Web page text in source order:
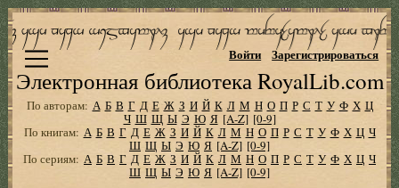
Электронная библиотека RoyalLib.com
Войти Зарегистрироваться
По авторам: А Б В Г Д Е Ж З И Й К Л М Н О П Р С Т У Ф Х Ц
Ч Ш Щ Ы Э Ю Я [A-Z] [0-9]
По книгам: А Б В Г Д Е Ж З И Й К Л М Н О П Р С Т У Ф Х Ц Ч
Ш Щ Ы Э Ю Я [A-Z] [0-9]
По сериям: А Б В Г Д Е Ж З И Й К Л М Н О П Р С Т У Ф Х Ц Ч
Ш Щ Ы Э Ю Я [A-Z] [0-9]